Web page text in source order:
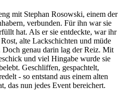
mit Stephan Rosowski, einem der
verbunden. Für ihn war sie
hat. Als er sie entdeckte, war ihr
alte Lackschichten und müde
genau darin lag der Reiz. Mit
und viel Hingabe wurde sie
Geschliffen, gespachtelt,
- so entstand aus einem alten
das nun jedes Event bereichert.